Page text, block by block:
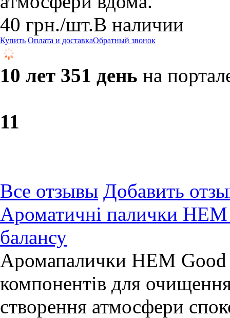
40 грн./шт.В наличии
Купить Оплата и доставкаОбратный звонок
10 лет 351 день на
11
Все отзывы Добавить
Ароматичні палички HEM
балансу
Аромапалички HEM Good
компонентів для
створення атмосфери